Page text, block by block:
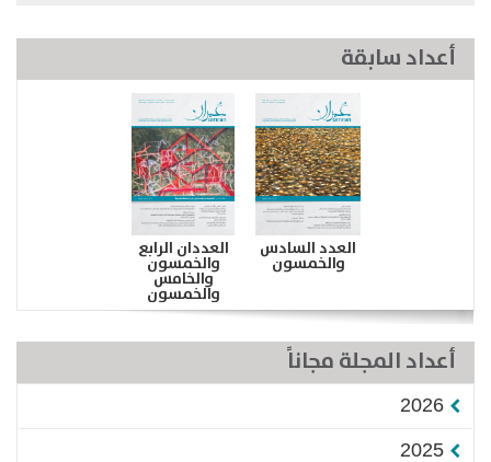
أعداد سابقة
العدد السادس
والخمسون
العددان الرابع
والخمسون
والخامس
والخمسون
أعداد المجلة مجاناً
2026
2025